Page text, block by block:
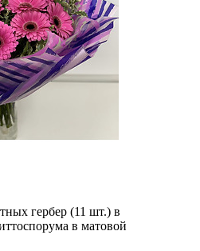
гербер (11 шт.) в
в матовой